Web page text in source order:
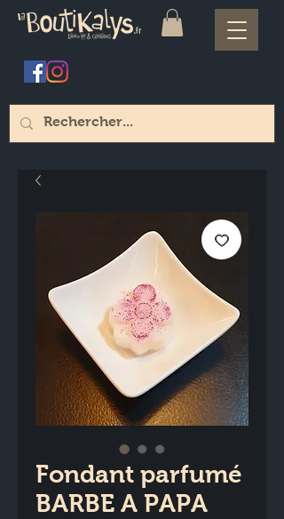
Fondant parfumé
BARBE A PAPA